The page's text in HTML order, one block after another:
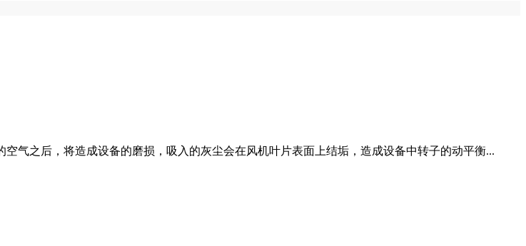
气之后，将造成设备的磨损，吸入的灰尘会在风机叶片表面上结垢，造成设备中转子的动平衡...